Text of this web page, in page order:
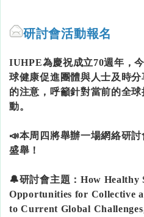
研討會活動報名
IUHPE為慶祝成立70週年，
球健康促進團體與人士及時
的注意，呼籲針對當前的全
動。
📣本周四將舉辦一場網絡研
盛舉！
🔔研討會主題：How Healthy
Opportunities for Collective
to Current Global